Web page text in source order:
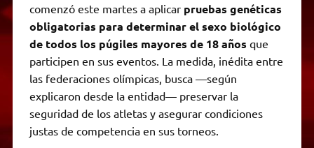
comenzó este martes a aplicar pruebas genéticas
obligatorias para determinar el sexo biológico
de todos los púgiles mayores de 18 años que
participen en sus eventos. La medida, inédita entre
las federaciones olímpicas, busca —según
explicaron desde la entidad— preservar la
seguridad de los atletas y asegurar condiciones
justas de competencia en sus torneos.